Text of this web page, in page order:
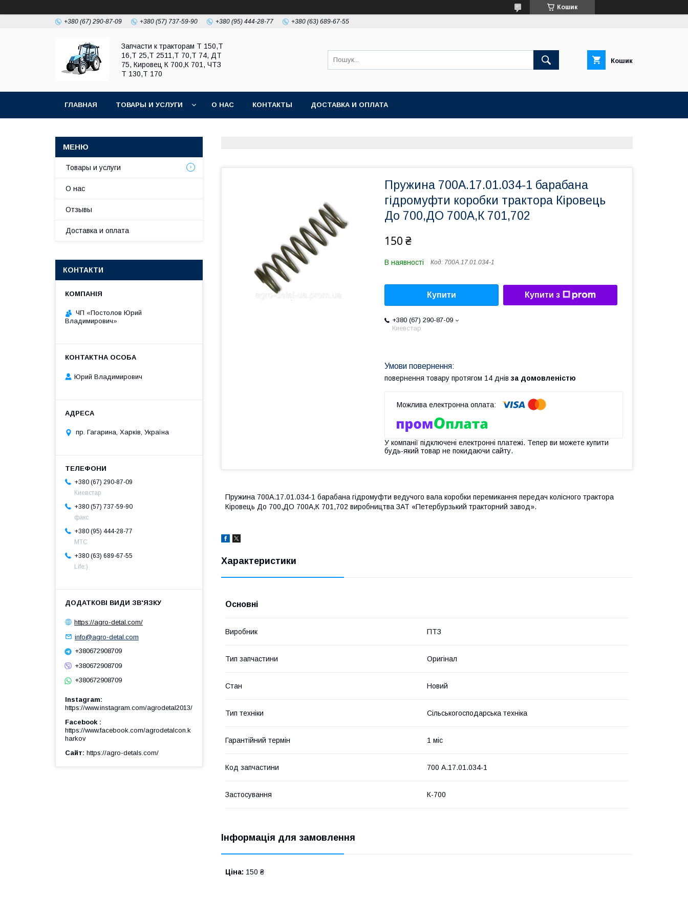
Кошик
+380 (67) 290-87-09 +380 (57) 737-59-90 +380 (95) 444-28-77 +380 (63) 689-67-55
Запчасти к тракторам Т 150,Т
16,Т 25,Т 2511,Т 70,Т 74, ДТ
75, Кировец К 700,К 701, ЧТЗ
Т 130,Т 170
Кошик
ГЛАВНАЯ ТОВАРЫ И УСЛУГИ О НАС КОНТАКТЫ ДОСТАВКА И ОПЛАТА
Пружина 700А.17.01.034-1 барабана
гідромуфти коробки трактора Кіровець
До 700,ДО 700А,К 701,702
150 ₴
В наявності Код: 700А.17.01.034-1
Купити Купити з
+380 (67) 290-87-09
Киевстар
повернення товару протягом 14 днів за домовленістю
У компанії підключені електронні платежі. Тепер ви можете купити
будь-який товар не покидаючи сайту.
Пружина 700А.17.01.034-1 барабана гідромуфти ведучого вала коробки перемикання передач колісного трактора
Кіровець До 700,ДО 700А,К 701,702 виробництва ЗАТ «Петербурзький тракторний завод».
Характеристики
Основні
Виробник ПТЗ
Тип запчастини Оригінал
Стан Новий
Тип техніки Сільськогосподарська техніка
Гарантійний термін 1 міс
Код запчастини 700 А.17.01.034-1
Застосування К-700
Інформація для замовлення
Ціна: 150 ₴
Товары и услуги
О нас
Отзывы
Доставка и оплата
КОНТАКТИ
ЧП «Постолов Юрий
Владимирович»
Юрий Владимирович
пр. Гагарина, Харків, Україна
+380 (67) 290-87-09
Киевстар
+380 (57) 737-59-90
факс
+380 (95) 444-28-77
МТС
+380 (63) 689-67-55
Life:)
https://agro-detal.com/
info@agro-detal.com
+380672908709
+380672908709
+380672908709
Instagram
https://www.instagram.com/agrodetal2013/
Facebook
https://www.facebook.com/agrodetalcon.k
harkov
Сайт https://agro-detals.com/